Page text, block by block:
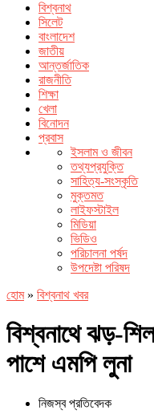
বিশ্বনাথ
সিলেট
বাংলাদেশ
জাতীয়
আন্তর্জাতিক
রাজনীতি
শিক্ষা
খেলা
বিনোদন
প্রবাস
ইসলাম ও জীবন
তথ্যপ্রযুক্তি
সাহিত্য-সংস্কৃতি
মুক্তমত
লাইফস্টাইল
মিডিয়া
ভিডিও
পরিচালনা পর্ষদ
উপদেষ্টা পরিষদ
হোম» বিশ্বনাথ খবর
বিশ্বনাথে ঝড়-
পাশে এমপি লুনা
নিজস্ব প্রতিবেদক